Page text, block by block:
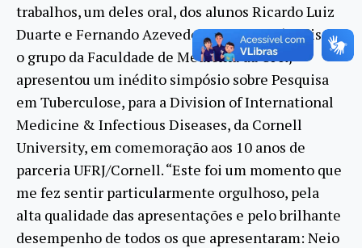
trabalhos, um deles oral, dos alunos Ricardo Luiz
Duarte e Fernando Azevedo Pacheco. Além disso,
o grupo da Faculdade de Medicina da UFRJ
apresentou um inédito simpósio sobre Pesquisa
em Tuberculose, para a Division of International
Medicine & Infectious Diseases, da Cornell
University, em comemoração aos 10 anos de
parceria UFRJ/Cornell. “Este foi um momento que
me fez sentir particularmente orgulhoso, pela
alta qualidade das apresentações e pelo brilhante
desempenho de todos os que apresentaram: Neio